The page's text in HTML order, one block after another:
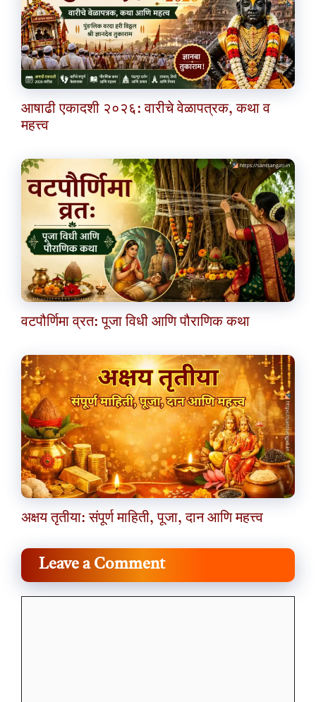
आषाढी एकादशी २०२६: वारीचे वेळापत्रक, कथा व
महत्त्व
वटपौर्णिमा व्रत: पूजा विधी आणि पौराणिक कथा
अक्षय तृतीया: संपूर्ण माहिती, पूजा, दान आणि महत्त्व
Leave a Comment